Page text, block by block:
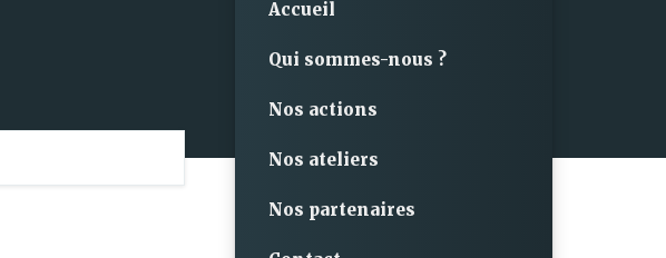
Accueil
Qui sommes-nous ?
Nos actions
Nos ateliers
Nos partenaires